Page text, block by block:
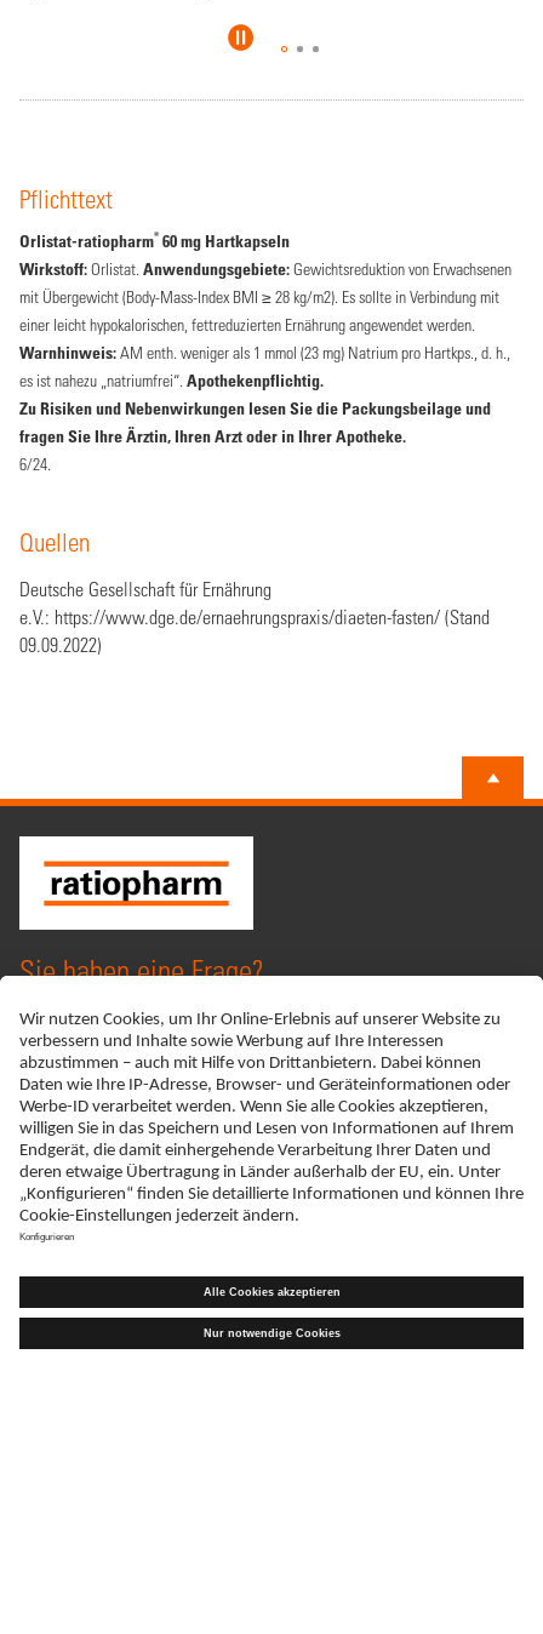
Pflichttext
Orlistat-ratiopharm®60 mg Hartkapseln
Wirkstoff:Orlistat. Anwendungsgebiete:Gewichtsreduktion von Erwachsenen
mit Übergewicht (Body-Mass-Index BMI ≥ 28 kg/m2). Es sollte in Verbindung mit
einer leicht hypokalorischen, fettreduzierten Ernährung angewendet werden.
Warnhinweis:AM enth. weniger als 1 mmol (23 mg) Natrium pro Hartkps., d. h.,
es ist nahezu „natriumfrei“. Apothekenpflichtig.
Zu Risiken und Nebenwirkungen lesen Sie die Packungsbeilage und
fragen Sie Ihre Ärztin, Ihren Arzt oder in Ihrer Apotheke.
6/24.
Quellen
Deutsche Gesellschaft für Ernährung
e.V.: https://www.dge.de/ernaehrungspraxis/diaeten-fasten/ (Stand
09.09.2022)
Sie haben eine Frage?
Kontaktieren Sie uns!
KONTAKT
Schreiben Sie uns ADRESSE
ratiopharm GmbH
Graf-Arco-Straße 3
D-89079 Ulm
TELEFAX
+49 (0)731 402 - 78 32
WIR SIND MITGLIED VON